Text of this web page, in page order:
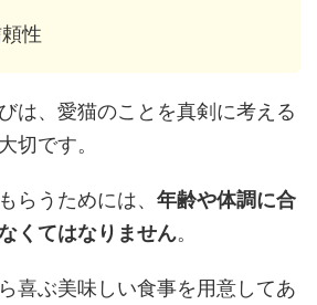
性
は、愛猫のことを真剣に考える
切です。
らうためには、 年齢や体調に合
くてはなりません。
喜ぶ美味しい食事を用意してあ